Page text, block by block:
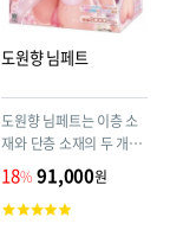
도원향 님페트
도원향 님페트는 이층 소
재와 단층 소재의 두 개의
홀 구조를 가진 오나홀입
니다.
18% 91,000원
고